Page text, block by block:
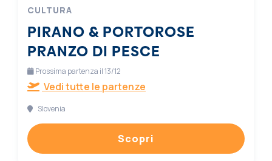
CULTURA
PIRANO & PORTOROSE
PRANZO DI PESCE
Prossima partenza il 13/12
Vedi tutte le partenze
Slovenia
Scopri